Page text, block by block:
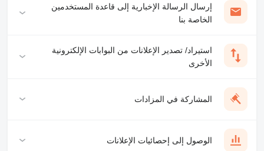
إرسال الرسالة الإخبارية إلى قاعدة المستخدمين
الخاصة بنا
استيراد/ تصدير الإعلانات من البوابات الإلكترونية
الأخرى
المشاركة في المزادات
الوصول إلى إحصائيات الإعلانات